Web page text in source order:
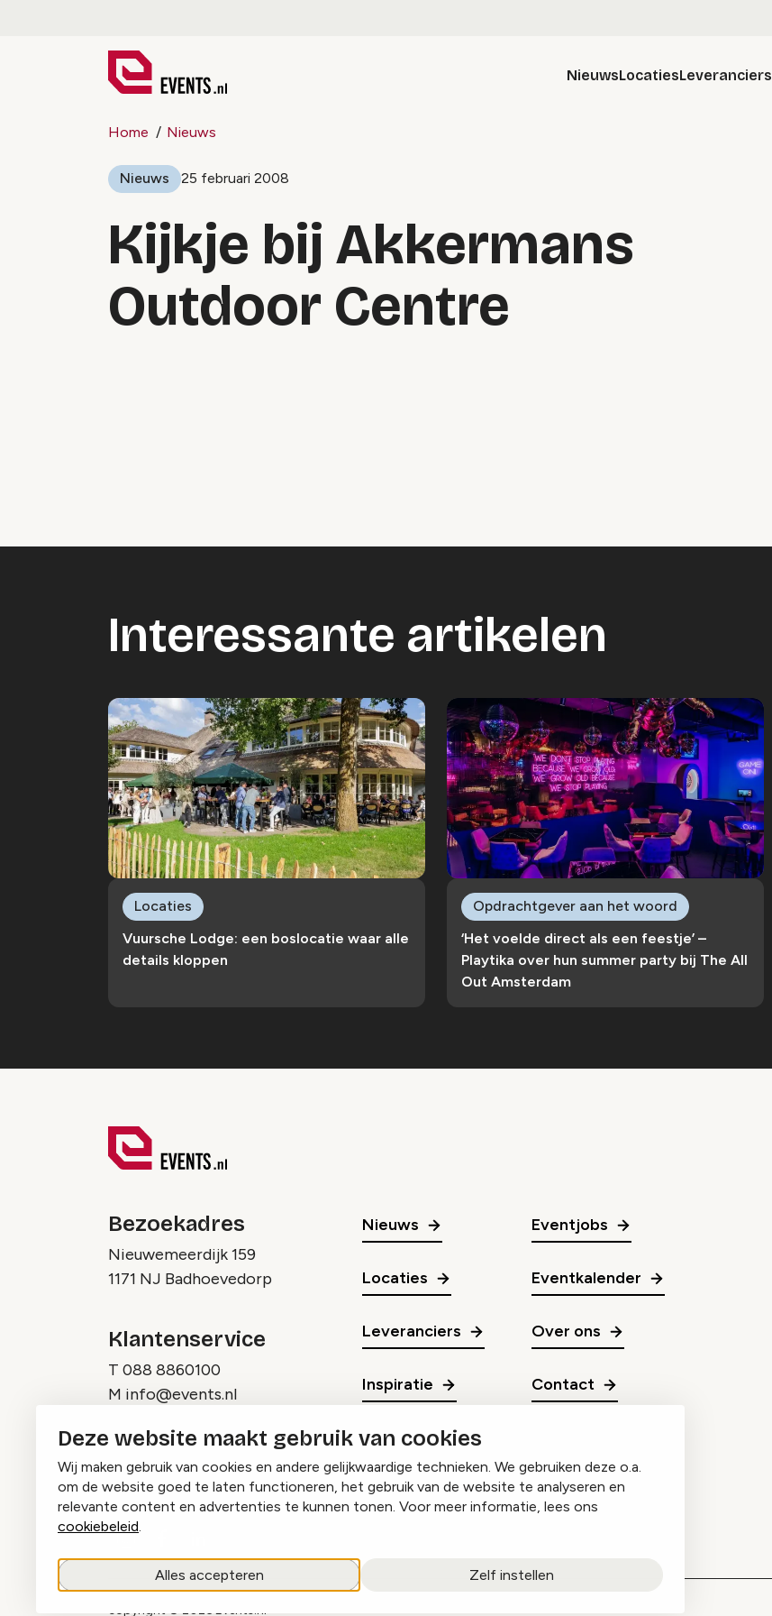
Deze website maakt gebruik van cookies
Wij maken gebruik van cookies en andere gelijkwaardige technieken. We gebruiken deze o.a.
om de website goed te laten functioneren, het gebruik van de website te analyseren en
relevante content en advertenties te kunnen tonen. Voor meer informatie, lees ons
cookiebeleid.
Alles accepteren Zelf instellen
NieuwsLocatiesLeveranciers
Home Nieuws
Nieuws 25 februari 2008
Kijkje bij Akkermans
Outdoor Centre
Interessante artikelen
Vuursche Lodge: een boslocatie waar alle
details kloppen
Locaties
‘Het voelde direct als een feestje’ –
Playtika over hun summer party bij The All
Out Amsterdam
Opdrachtgever aan het woord
Bezoekadres
Nieuwemeerdijk 159
1171 NJ Badhoevedorp
Klantenservice
T 088 8860100
M info@events.nl
Nieuws
Locaties
Leveranciers
Inspiratie
Eventjobs
Eventkalender
Over ons
Contact
copyright © 2026 Events.nl